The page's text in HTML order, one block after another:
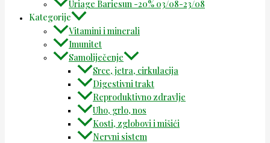
Uriage Bariesun -20% 03/08-23/08
Kategorije
Vitamini i minerali
Imunitet
Samoliječenje
Srce, jetra, cirkulacija
Digestivni trakt
Reproduktivno zdravlje
Uho, grlo, nos
Kosti, zglobovi i mišići
Nervni sistem